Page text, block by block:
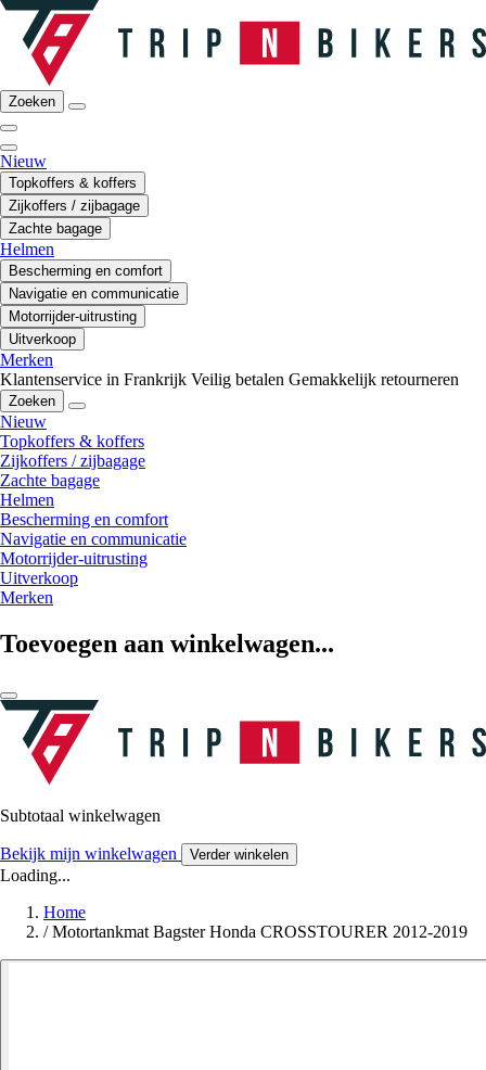
Zoeken
Nieuw
Topkoffers & koffers
Zijkoffers / zijbagage
Zachte bagage
Helmen
Bescherming en comfort
Navigatie en communicatie
Motorrijder-uitrusting
Uitverkoop
Merken
Klantenservice in Frankrijk Veilig betalen Gemakkelijk retourneren
Zoeken
Nieuw
Topkoffers & koffers
Zijkoffers / zijbagage
Zachte bagage
Helmen
Bescherming en comfort
Navigatie en communicatie
Motorrijder-uitrusting
Uitverkoop
Merken
Toevoegen aan winkelwagen...
Subtotaal winkelwagen
Bekijk mijn winkelwagen Verder winkelen
Loading...
Home
/ Motortankmat Bagster Honda CROSSTOURER 2012-2019